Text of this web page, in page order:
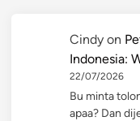
Cindy on
Indonesia:
22/07/2026
Bu minta
apaa? Dan